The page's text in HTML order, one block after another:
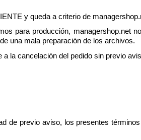
y queda a criterio de
para producción, managershop.net
una mala preparación de los archivos.
la cancelación del pedido sin previo
de previo aviso, los presentes